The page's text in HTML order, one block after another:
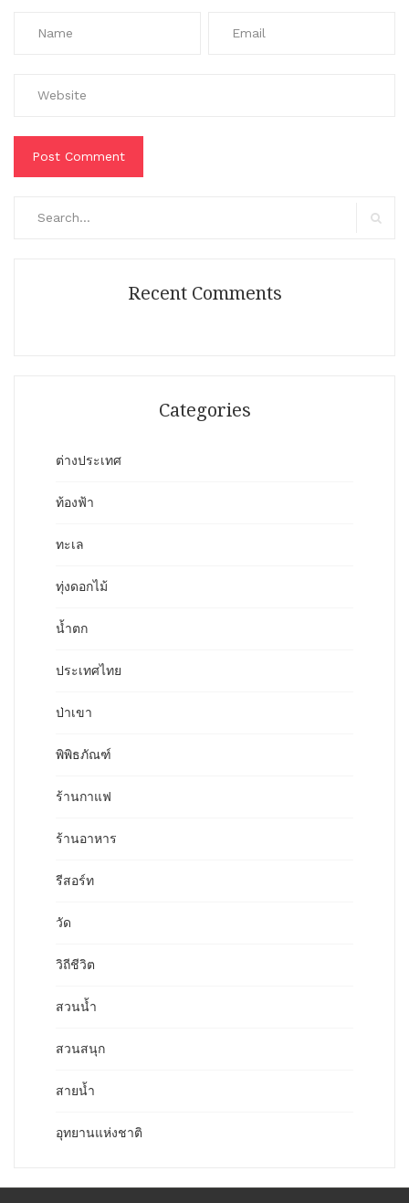
Recent Comments
Categories
ต่างประเทศ
ท้องฟ้า
ทะเล
ทุ่งดอกไม้
น้ำตก
ประเทศไทย
ป่าเขา
พิพิธภัณฑ์
ร้านกาแฟ
ร้านอาหาร
รีสอร์ท
วัด
วิถีชีวิต
สวนน้ำ
สวนสนุก
สายน้ำ
อุทยานแห่งชาติ